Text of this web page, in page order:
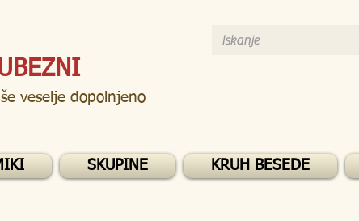
veselje dopolnjeno
SKUPINE KRUH BESEDE